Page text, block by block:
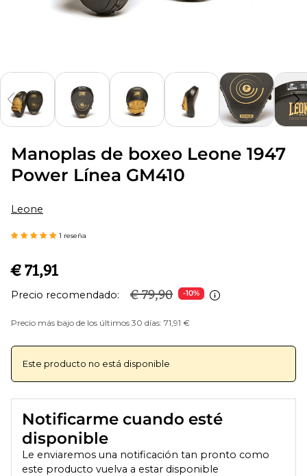
Manoplas de boxeo Leone 1947
Power Línea GM410
Leone
1 reseña
€ 71,91
Precio recomendado: € 79,90 -10%
Precio más bajo de los últimos 30 días: 71,91 €
Este producto no está disponible
Notificarme cuando esté
disponible
Le enviaremos una notificación tan pronto como
este producto vuelva a estar disponible